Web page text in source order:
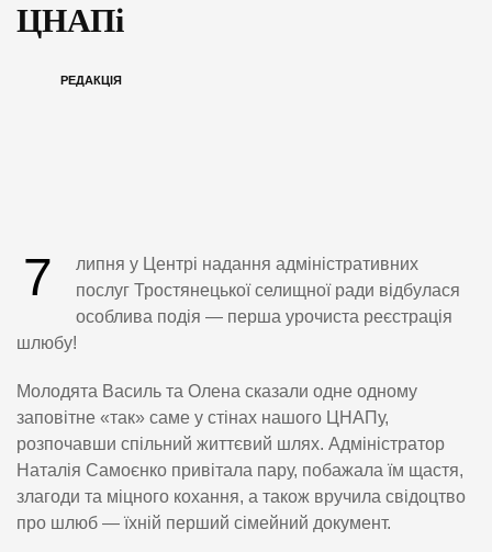
ЦНАПі
РЕДАКЦІЯ
7
липня у Центрі надання адміністративних
послуг Тростянецької селищної ради відбулася
особлива подія — перша урочиста реєстрація
шлюбу!
Молодята Василь та Олена сказали одне одному
заповітне «так» саме у стінах нашого ЦНАПу,
розпочавши спільний життєвий шлях. Адміністратор
Наталія Самоєнко привітала пару, побажала їм щастя,
злагоди та міцного кохання, а також вручила свідоцтво
про шлюб — їхній перший сімейний документ.